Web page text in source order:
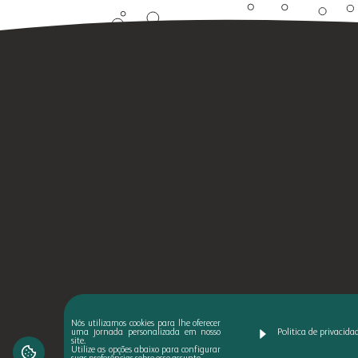
Nós utilizamos cookies para lhe oferecer
uma jornada personalizada em nosso
site.
Utilize as opções abaixo para configurar
Politica de